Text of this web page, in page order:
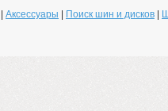
Аксессуары Поиск шин и дисков